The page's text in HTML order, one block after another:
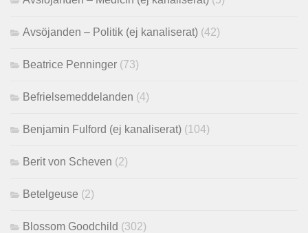
Avsöjanden – Politik (ej kanaliserat) (42)
Beatrice Penninger (73)
Befrielsemeddelanden (4)
Benjamin Fulford (ej kanaliserat) (104)
Berit von Scheven (2)
Betelgeuse (2)
Blossom Goodchild (302)